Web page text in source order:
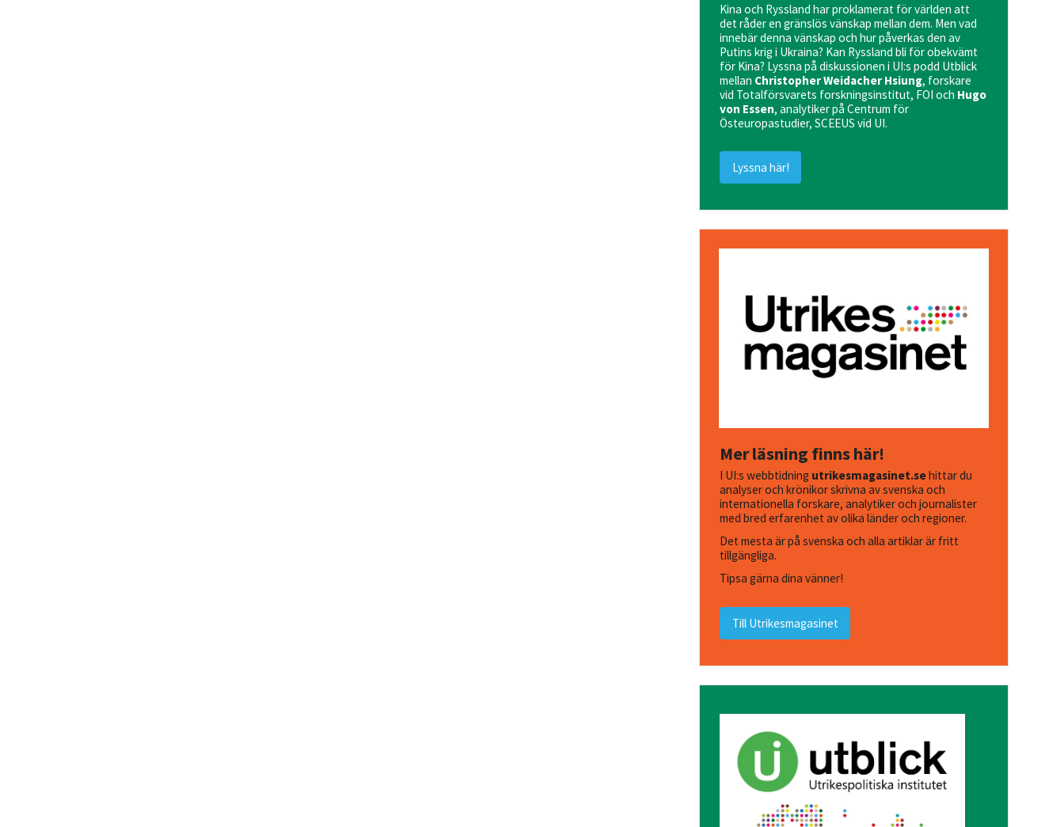
Kina och Ryssland har proklamerat för världen att
det råder en gränslös vänskap mellan dem. Men vad
innebär denna vänskap och hur påverkas den av
Putins krig i Ukraina? Kan Ryssland bli för obekvämt
för Kina? Lyssna på diskussionen i UI:s podd Utblick
mellan Christopher Weidacher Hsiung, forskare
vid Totalförsvarets forskningsinstitut, FOI och Hugo
von Essen, analytiker på Centrum för
Östeuropastudier, SCEEUS vid UI.
Lyssna här!
Mer läsning finns här!
I UI:s webbtidning utrikesmagasinet.sehittar du
analyser och krönikor skrivna av svenska och
internationella forskare, analytiker och journalister
med bred erfarenhet av olika länder och regioner.
Det mesta är på svenska och alla artiklar är fritt
tillgängliga.
Tipsa gärna dina vänner!
Till Utrikesmagasinet